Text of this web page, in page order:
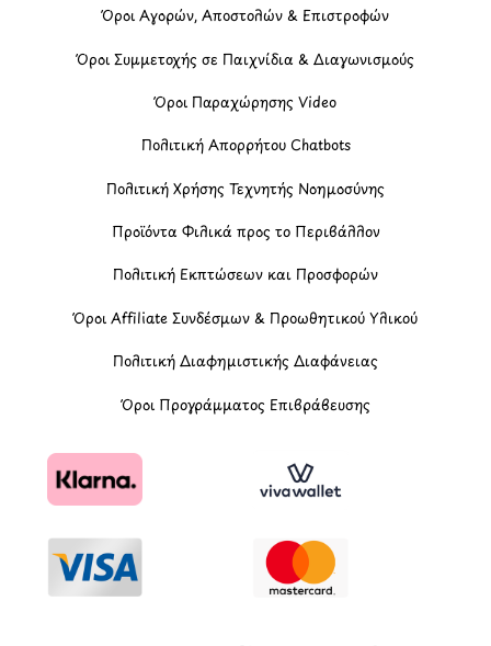
Όροι Αγορών, Αποστολών & Επιστροφών
Όροι Συμμετοχής σε Παιχνίδια & Διαγωνισμούς
Όροι Παραχώρησης Video
Πολιτική Απορρήτου Chatbots
Πολιτική Χρήσης Τεχνητής Νοημοσύνης
Προϊόντα Φιλικά προς το Περιβάλλον
Πολιτική Εκπτώσεων και Προσφορών
Όροι Affiliate Συνδέσμων & Προωθητικού Υλικού
Πολιτική Διαφημιστικής Διαφάνειας
Όροι Προγράμματος Επιβράβευσης